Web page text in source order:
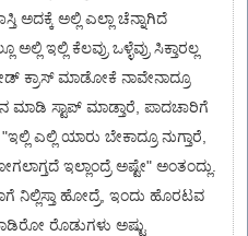
ಅದಕ್ಕೆ ಅಲ್ಲಿ ಎಲ್ಲಾ ಚೆನ್ನಾಗಿದೆ
ಇಲ್ಲಿ ಕೆಲವ್ರು ಒಳ್ಳೆವ್ರು ಸಿಕ್ತಾರಲ್ಲ
ಕ್ರಾಸ್ ಮಾಡೋಕೆ ನಾವೇನಾದ್ರೂ
ಮಾಡಿ ಸ್ಟಾಪ್ ಮಾಡ್ತಾರೆ, ಪಾದಚಾರಿಗೆ
ಎಲ್ಲಿ ಯಾರು ಬೇಕಾದ್ರೂ ನುಗ್ತಾರೆ,
ಇಲ್ಲಾಂದ್ರೆ ಅಷ್ಟೇ" ಅಂತಂದ್ಲು.
ನಿಲ್ಲಿಸ್ತಾ ಹೋದ್ರೆ, ಇಂದು ಹೊರಟವ
ರೊಡುಗಳು ಅಷ್ಟು